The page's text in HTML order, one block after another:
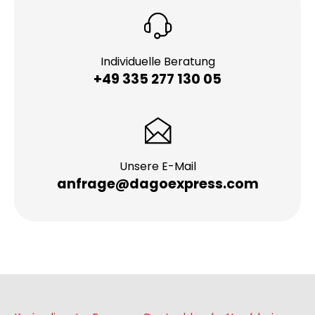
Individuelle Beratung
+49 335 277 130 05
Unsere E-Mail
anfrage@dagoexpress.com